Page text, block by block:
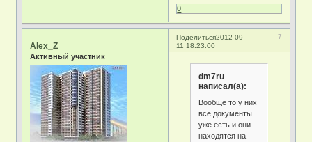
0
Поделиться 7
2012-09-
11 18:23:00
Alex_Z
Активный участник
dm7ru
написал(а):
Вообще то у них
все документы
уже есть и они
находятся на